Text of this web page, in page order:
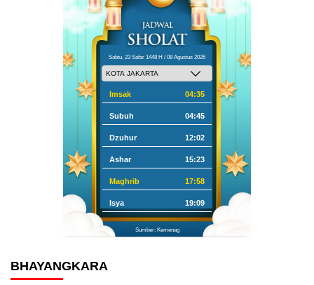
Sabtu, 23 Safar 1448 H / 08 Agustus 2026
Imsak 04:35
Subuh 04:45
Dzuhur 12:02
Ashar 15:23
Maghrib 17:58
Isya 19:09
Sumber: Kemenag
BHAYANGKARA